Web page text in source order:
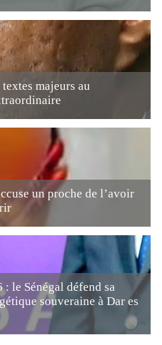
majeurs au
un proche de l’avoir
le Sénégal défend sa
souveraine à Dar es